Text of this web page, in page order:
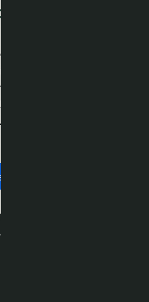
hotel
con la
I nostri
azionabili, ti
decisioni più
dei
demo ➔